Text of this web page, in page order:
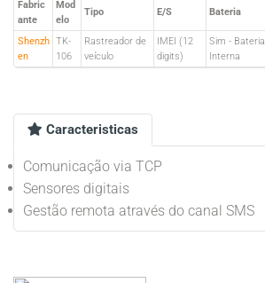
Fabric
ante
Mod
elo
Tipo E/S Bateria
Shenzh
en
TK-
106
Rastreador de
veículo
IMEI (12
digits)
Sim - Bateria
Interna
Caracteristicas
Comunicação via TCP
Sensores digitais
Gestão remota através do canal SMS